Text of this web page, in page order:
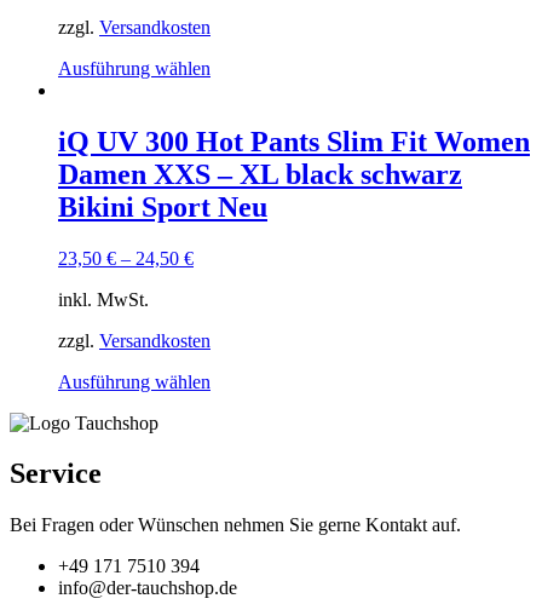
werden
zzgl. Versandkosten
Ausführung wählen
mehrere
Varianten
auf.
Die
Optionen
werden
iQ UV 300 Hot Pants Slim Fit Women
Damen XXS – XL black schwarz
Bikini Sport Neu
23,50 € – 24,50 €
inkl. MwSt.
zzgl. Versandkosten
Ausführung wählen
Optionen
auf
der
Service
Bei Fragen oder Wünschen nehmen Sie gerne Kontakt auf.
+49 171 7510 394
info@der-tauchshop.de